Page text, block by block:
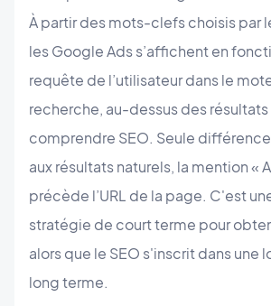
À partir des mots-clefs choisis par
les Google Ads s’affichent en
requête de l’utilisateur dans le
recherche, au-dessus des résultats
comprendre SEO. Seule
aux résultats naturels, la mention «
précède l’URL de la page. C'est
stratégie de court terme pour
alors que le SEO s'inscrit dans une
long terme.